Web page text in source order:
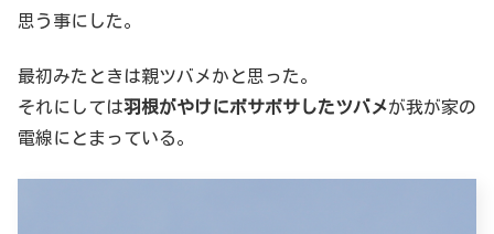
思う事にした。
最初みたときは親ツバメかと思った。
それにしては羽根がやけにボサボサしたツバメが我が家の
電線にとまっている。